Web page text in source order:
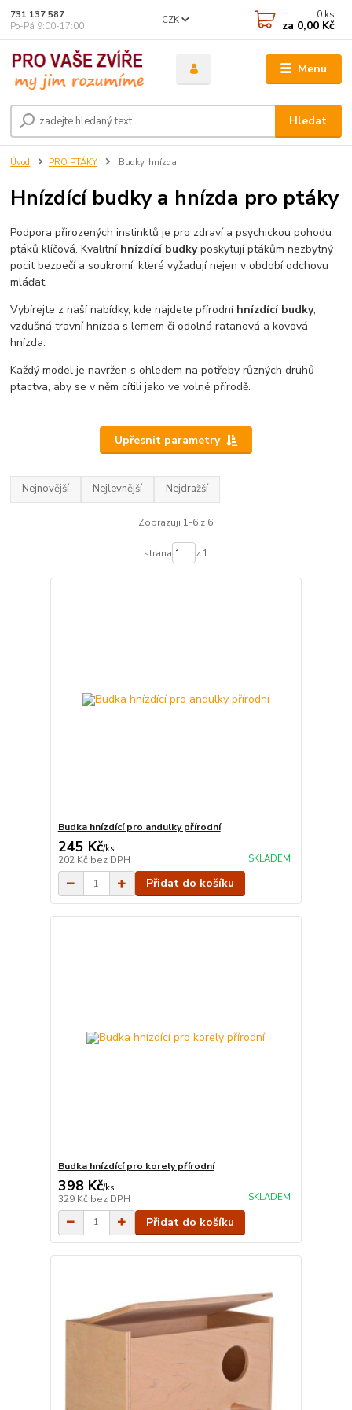
Menu
CZK
Hledat
731 137 587
Po-Pá 9:00-17:00
0 ks
za 0,00 Kč
Úvod PRO PTÁKY Budky, hnízda
Hnízdící budky a hnízda pro ptáky
Podpora přirozených instinktů je pro zdraví a psychickou pohodu
ptáků klíčová. Kvalitní hnízdící budkyposkytují ptákům nezbytný
pocit bezpečí a soukromí, které vyžadují nejen v období odchovu
mláďat.
Vybírejte z naší nabídky, kde najdete přírodní hnízdící budky,
vzdušná travní hnízda s lemem či odolná ratanová a kovová
hnízda.
Každý model je navržen s ohledem na potřeby různých druhů
ptactva, aby se v něm cítili jako ve volné přírodě.
Upřesnit parametry
Nejnovější Nejlevnější Nejdražší
Zobrazuji 1-6 z 6
strana z 1
Budka hnízdící pro andulky přírodní
245 Kč/ks
202 Kč bez DPH SKLADEM
Přidat do košíku
Budka hnízdící pro korely přírodní
398 Kč/ks
329 Kč bez DPH SKLADEM
Přidat do košíku